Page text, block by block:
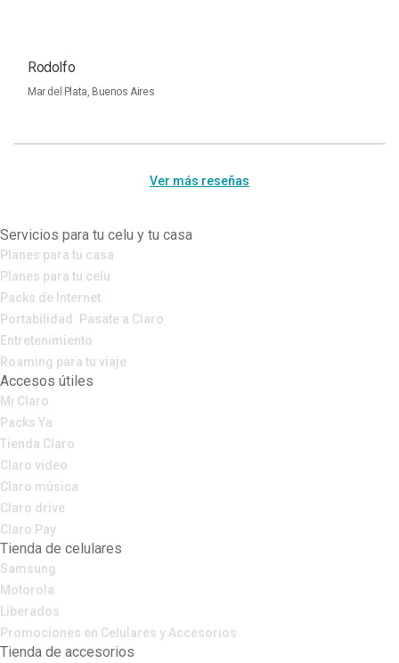
Rodolfo
Mar del Plata, Buenos Aires
Ver más reseñas
Servicios para tu celu y tu casa
Planes para tu casa
Planes para tu celu
Packs de Internet
Portabilidad: Pasate a Claro
Entretenimiento
Roaming para tu viaje
Accesos útiles
Mi Claro
Packs Ya
Tienda Claro
Claro video
Claro música
Claro drive
Claro Pay
Tienda de celulares
Samsung
Motorola
Liberados
Promociones en Celulares y Accesorios
Tienda de accesorios